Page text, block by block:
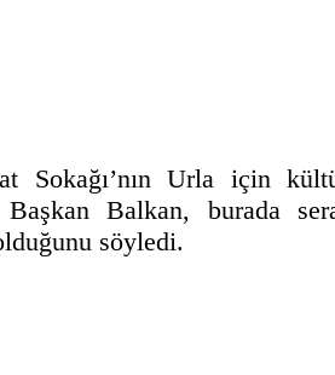
Sokağı’nın Urla için
Başkan Balkan, burada
söyledi.